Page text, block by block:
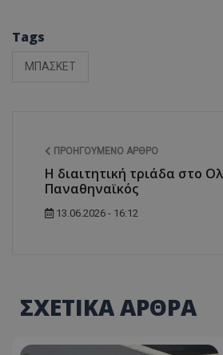
Tags
ΜΠΑΣΚΕΤ
ΠΡΟΗΓΟΎΜΕΝΟ ΆΡΘΡΟ
Η διαιτητική τριάδα στο
Παναθηναϊκός
13.06.2026 - 16:12
ΣΧΕΤΙΚΑ ΑΡΘΡΑ